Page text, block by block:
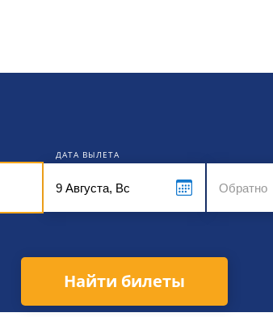
ДАТА ВЫЛЕТА
Найти билеты